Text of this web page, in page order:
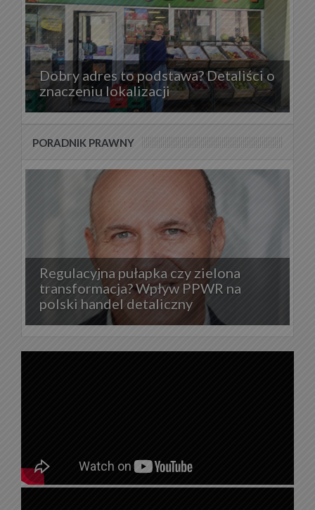
Dobry adres to podstawa? Detaliści o
znaczeniu lokalizacji
PORADNIK PRAWNY
Regulacyjna pułapka czy zielona
transformacja? Wpływ PPWR na
polski handel detaliczny